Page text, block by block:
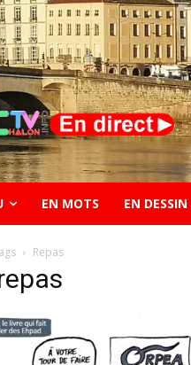
EN MOTS EN DESSIN
Repas